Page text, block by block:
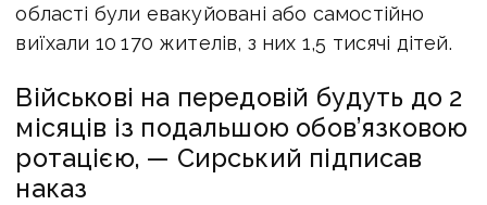
області були евакуйовані або самостійно
виїхали 10 170 жителів, з них 1,5 тисячі дітей.
Військові на передовій будуть до 2
місяців із подальшою обов’язковою
ротацією, — Сирський підписав
наказ